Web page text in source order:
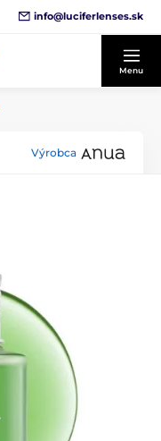
info@luciferlenses.sk
Menu
Výrobca